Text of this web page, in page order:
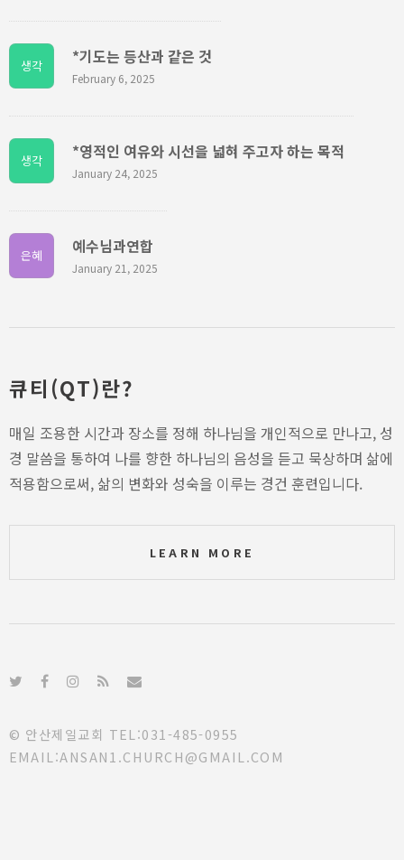
생각 *기도는 등산과 같은 것
February 6, 2025
생각 *영적인 여유와 시선을 넓혀 주고자 하는 목적
January 24, 2025
은혜 예수님과연합
January 21, 2025
큐티(QT)란?
매일 조용한 시간과 장소를 정해 하나님을 개인적으로 만나고, 성
경 말씀을 통하여 나를 향한 하나님의 음성을 듣고 묵상하며 삶에
적용함으로써, 삶의 변화와 성숙을 이루는 경건 훈련입니다.
LEARN MORE
© 안산제일교회 TEL:031-485-0955
EMAIL:ANSAN1.CHURCH@GMAIL.COM